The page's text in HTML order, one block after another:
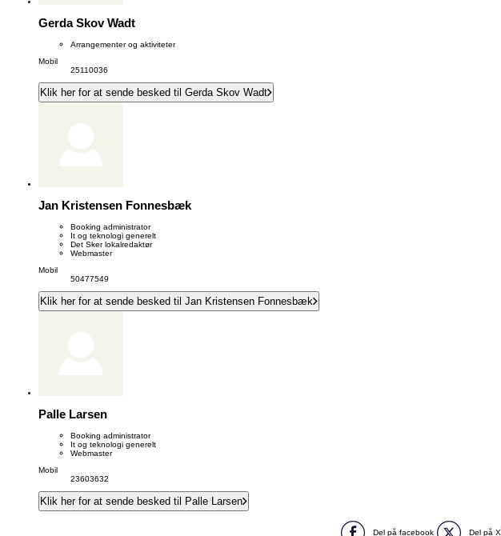
Gerda Skov Wadt
Arrangementer og aktiviteter
Mobil
25110036
Klik her for at sende besked til Gerda Skov Wadt
Jan Kristensen Fonnesbæk
Booking administrator
It og teknologi generelt
Det Sker lokalredaktør
Webmaster
Mobil
50477549
Klik her for at sende besked til Jan Kristensen Fonnesbæk
Palle Larsen
Booking administrator
It og teknologi generelt
Webmaster
Mobil
23603632
Klik her for at sende besked til Palle Larsen
Del på facebook Del på X